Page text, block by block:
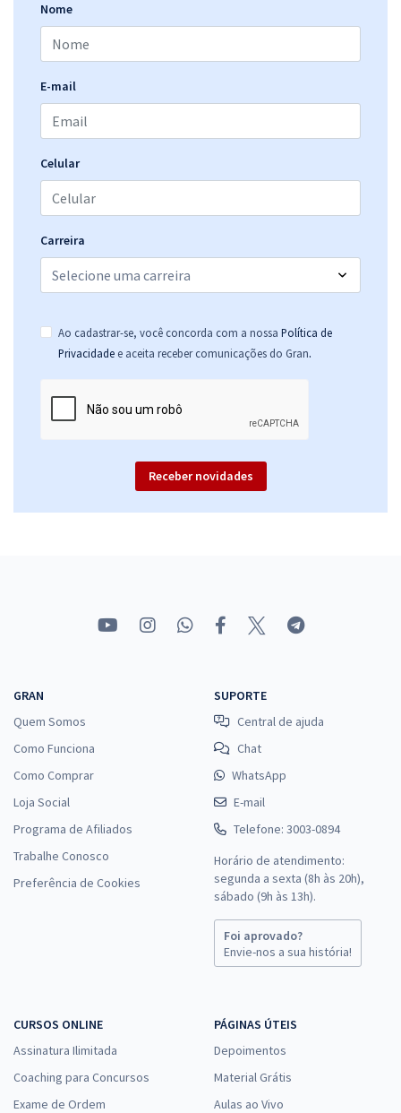
Nome
E-mail
Celular
Carreira
Ao cadastrar-se, você concorda com a nossa Política de
Privacidade e aceita receber comunicações do Gran.
Receber novidades
GRAN
Quem Somos
Como Funciona
Como Comprar
Loja Social
Programa de Afiliados
Trabalhe Conosco
Preferência de Cookies
SUPORTE
Central de ajuda
Chat
WhatsApp
E-mail
Telefone: 3003-0894
Horário de atendimento:
segunda a sexta (8h às 20h),
sábado (9h às 13h).
Foi aprovado?
Envie-nos a sua história!
CURSOS ONLINE
Assinatura Ilimitada
Coaching para Concursos
Exame de Ordem
PÁGINAS ÚTEIS
Depoimentos
Material Grátis
Aulas ao Vivo